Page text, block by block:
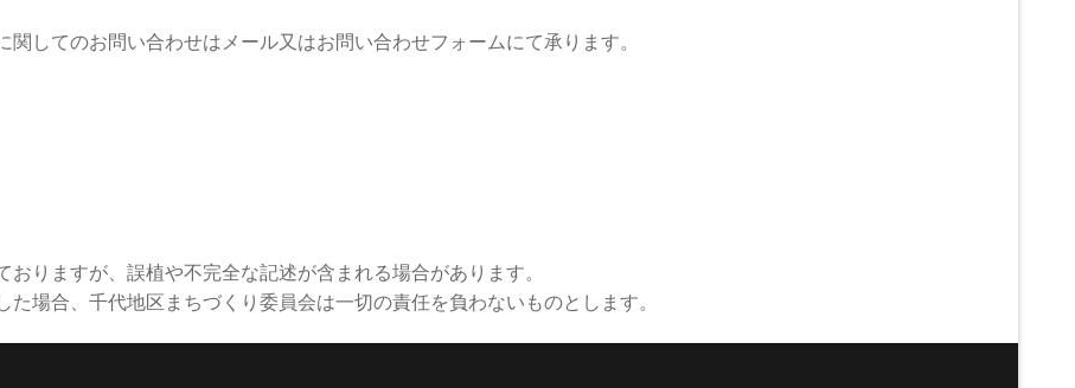
してのお問い合わせはメール又はお問い合わせフォームにて承ります。
りますが、誤植や不完全な記述が含まれる場合があります。
場合、千代地区まちづくり委員会は一切の責任を負わないものとします。